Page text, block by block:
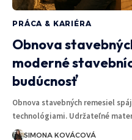
PRÁCA & KARIÉRA
Obnova
moderné
budúcnosť
Obnova stavebných remesiel
technológiami. Udržateľné
SIMONA KOVÁCOVÁ